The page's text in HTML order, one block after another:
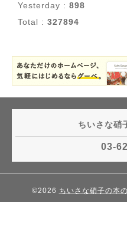
Yesterday : 898
Total : 327894
ちいさな硝
03-
©2026 ちいさな硝子の本